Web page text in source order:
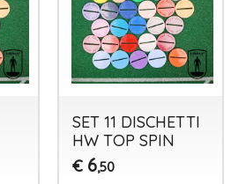
SET 11 DISCHETTI
HW TOP SPIN
€ 6,50